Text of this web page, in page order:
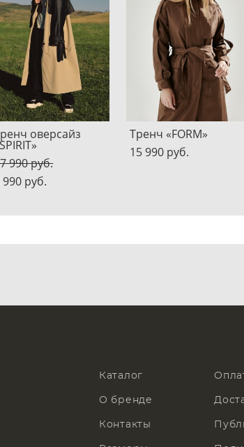
оверсайз
990 pуб.
990 pуб.
Тренч «FORM»
15 990 pуб.
Каталог
О бренде
Контакты